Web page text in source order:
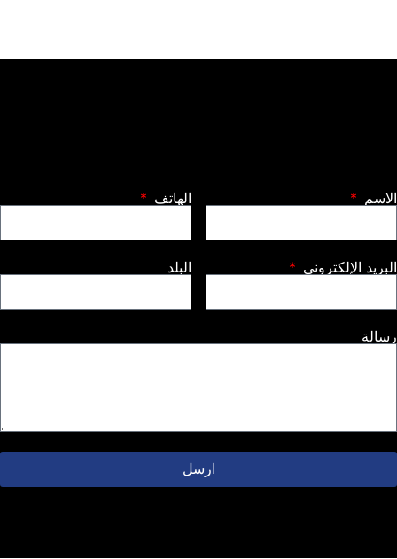
الهاتف
الإلكتروني البلد
ارسل